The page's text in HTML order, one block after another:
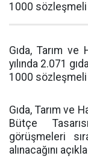
1000 sözleşmeli
Gıda, Tarım ve
yılında 2.071
1000 sözleşmeli
Gıda, Tarım ve
Bütçe
görüşmeleri
alınacağını